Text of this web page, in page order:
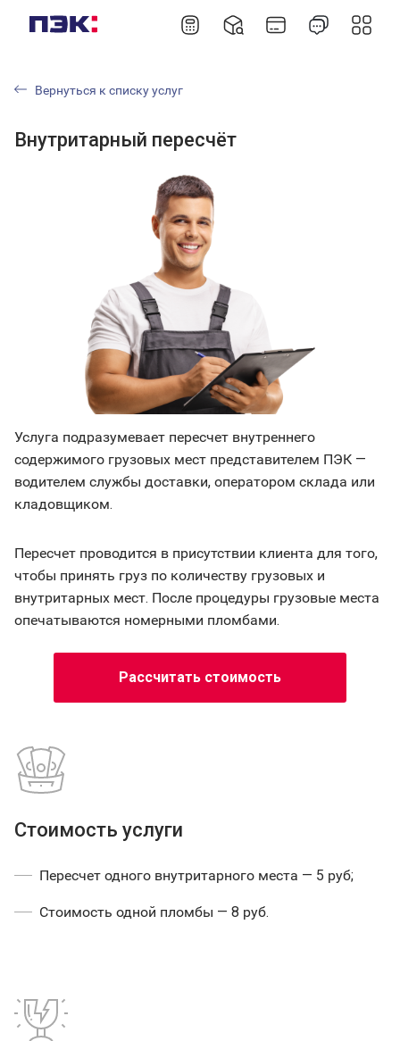
Вернуться к списку услуг
Внутритарный пересчёт
Услуга подразумевает пересчет внутреннего
содержимого грузовых мест представителем ПЭК —
водителем службы доставки, оператором склада или
кладовщиком.
Пересчет проводится в присутствии клиента для того,
чтобы принять груз по количеству грузовых и
внутритарных мест. После процедуры грузовые места
опечатываются номерными пломбами.
Рассчитать стоимость
Стоимость услуги
Пересчет одного внутритарного места — 5 руб;
Стоимость одной пломбы — 8 руб.